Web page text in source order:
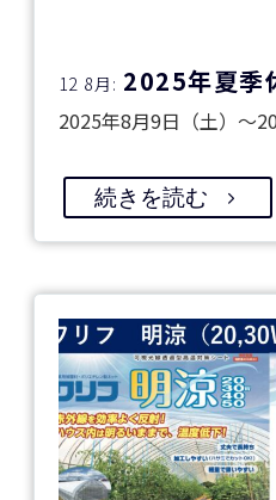
12 8月: 2025年夏季
2025年8月9日（土）～
続きを読む